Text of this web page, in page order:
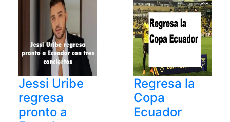
Jessi Uribe
regresa
pronto a
Regresa la
Copa
Ecuador